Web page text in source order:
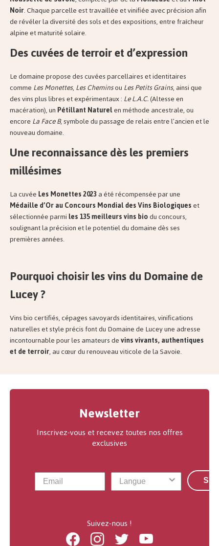
Noir. Chaque parcelle est travaillée et vinifiée avec précision afin
de révéler la diversité des sols et des expositions, entre fraîcheur
alpine et maturité solaire.
Des cuvées de terroir et d’expression
Le domaine propose des cuvées parcellaires et identitaires
commeLes Monettes,Les CheminsouLes Petits Grains, ainsi que
des vins plus libres et expérimentaux :Le L.A.C.(Altesse en
macération), unPétillant Naturelen méthode ancestrale, ou
encoreLa Face B, symbole du passage de relais entre l’ancien et le
nouveau domaine.
Une reconnaissance dès les premiers
millésimes
La cuvéeLes Monettes 2023a été récompensée par une
Médaille d’Or au Concours Mondial des Vins Biologiqueset
sélectionnée parmiles 135 meilleurs vins biodu concours,
soulignant la précision et le potentiel du domaine dès ses
premières années.
Pourquoi choisir les vins du Domaine de
Lucey ?
Vins bio certifiés, cépages savoyards identitaires, vinifications
naturelles et style précis font du Domaine de Lucey une adresse
incontournable pour les amateurs devins vivants, authentiques
et de terroir, au cœur du renouveau viticole de la Savoie.
Newsletter
Inscrivez-vous et recevez toutes nos offres
exclusives
Suivez-nous !
FacebookInstagramTwitter Youtube